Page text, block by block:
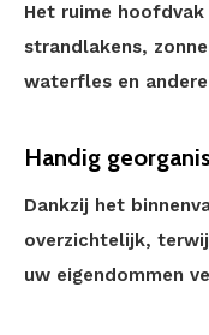
Het ruime
strandlakens,
waterfles en
Handig
Dankzij het
overzichtelijk,
uw eigendommen